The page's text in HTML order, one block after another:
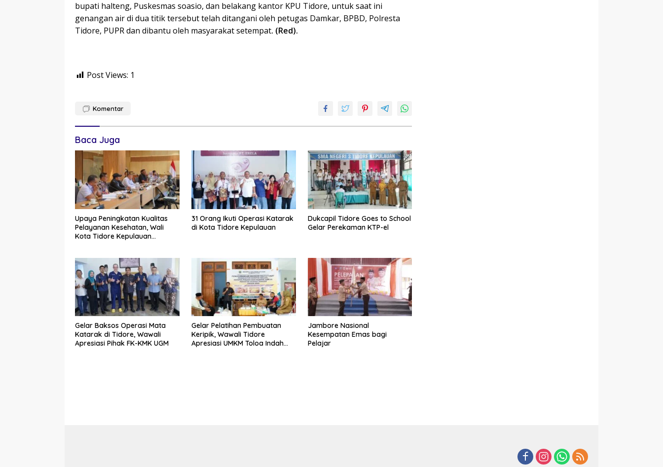
bupati halteng, Puskesmas soasio, dan belakang kantor KPU Tidore, untuk saat ini
genangan air di dua titik tersebut telah ditangani oleh petugas Damkar, BPBD, Polresta
Tidore, PUPR dan dibantu oleh masyarakat setempat. (Red).
Post Views: 1
Komentar
Baca Juga
Upaya Peningkatan Kualitas
Pelayanan Kesehatan, Wali
Kota Tidore Kepulauan
31 Orang Ikuti Operasi Katarak
di Kota Tidore Kepulauan
Dukcapil Tidore Goes to School
Gelar Perekaman KTP-el
Gelar Baksos Operasi Mata
Katarak di Tidore, Wawali
Apresiasi Pihak FK-KMK UGM
Gelar Pelatihan Pembuatan
Keripik, Wawali Tidore
Apresiasi UMKM Toloa Indah
Jambore Nasional
Kesempatan Emas bagi
Pelajar